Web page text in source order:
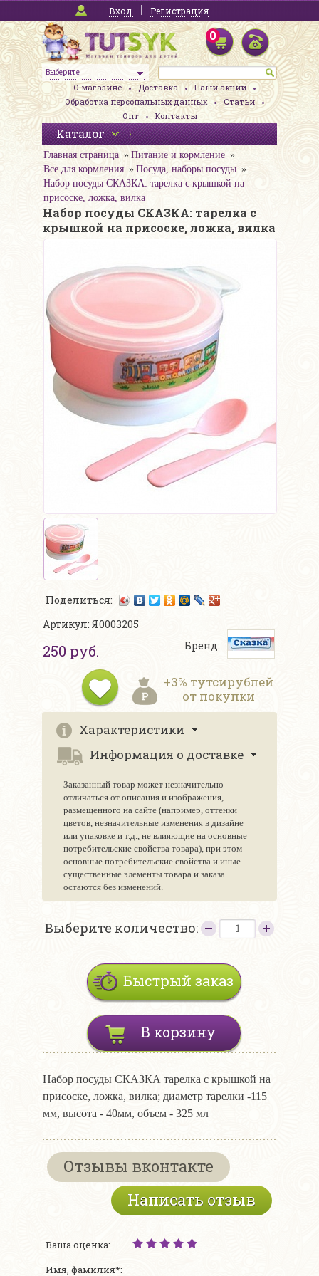
Вход Регистрация
Выберите
0
О магазине Доставка
Наши акции
Обработка персональных данных
Статьи
Опт
Контакты
Каталог
Главная страница
Питание и кормление
Все для кормления
Посуда, наборы посуды
Набор посуды СКАЗКА: тарелка с крышкой на
присоске, ложка, вилка
Набор посуды СКАЗКА: тарелка с
крышкой на присоске, ложка, вилка
Поделиться:
Артикул: Я0003205
250 руб. Бренд:
+3% тутсирублей
от покупки
Характеристики
Информация о доставке
Заказанный товар может незначительно
отличаться от описания и изображения,
размещенного на сайте (например, оттенки
цветов, незначительные изменения в дизайне
или упаковке и т.д., не влияющие на основные
потребительские свойства товара), при этом
основные потребительские свойства и иные
существенные элементы товара и заказа
остаются без изменений.
Выберите количество:
Быстрый заказ
В корзину
Набор посуды СКАЗКА тарелка с крышкой на
присоске, ложка, вилка; диаметр тарелки -115
мм, высота - 40мм, объем - 325 мл
Отзывы вконтакте
Написать отзыв
Ваша оценка:
Имя, фамилия*: